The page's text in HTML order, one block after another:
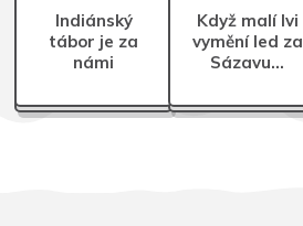
Indiánský
tábor je za
námi
Když malí lvi
vymění led za
Sázavu…